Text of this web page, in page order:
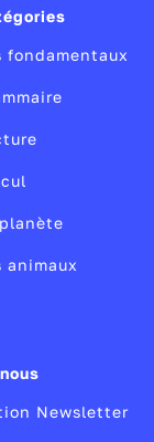
cycle. Dès le
les
fondamentaux
animaux
Newsletter